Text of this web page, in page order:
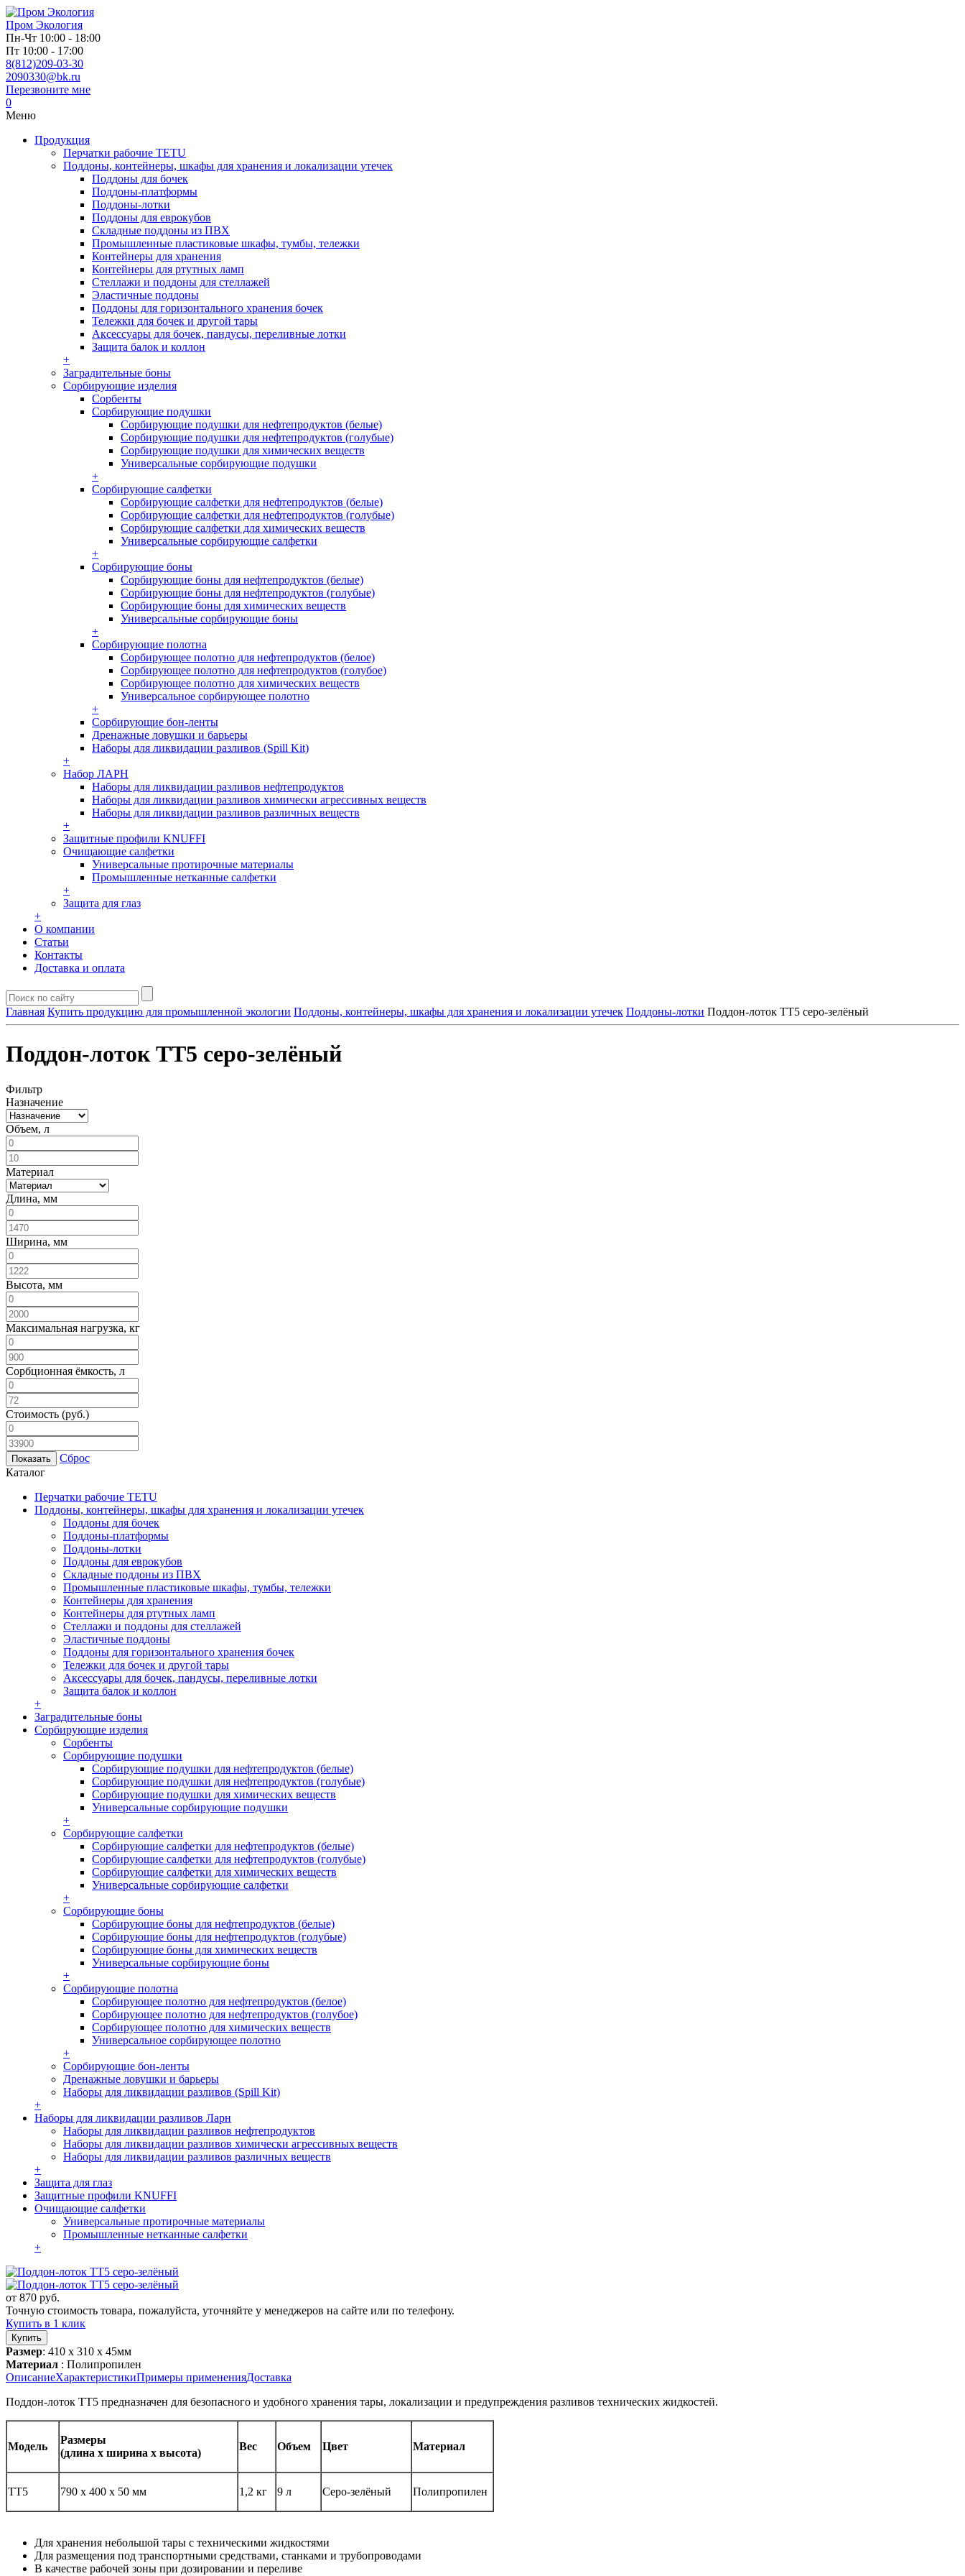
Пром Экология
Пн-Чт 10:00 - 18:00
Пт 10:00 - 17:00
8(812)209-03-30
2090330@bk.ru
Перезвоните мне
0
Меню
Продукция
Перчатки рабочие TETU
Поддоны, контейнеры, шкафы для хранения и локализации утечек
Поддоны для бочек
Поддоны-платформы
Поддоны-лотки
Поддоны для еврокубов
Складные поддоны из ПВХ
Промышленные пластиковые шкафы, тумбы, тележки
Контейнеры для хранения
Контейнеры для ртутных ламп
Стеллажи и поддоны для стеллажей
Эластичные поддоны
Поддоны для горизонтального хранения бочек
Тележки для бочек и другой тары
Аксессуары для бочек, пандусы, переливные лотки
Защита балок и коллон
+
Заградительные боны
Сорбирующие изделия
Сорбенты
Сорбирующие подушки
Сорбирующие подушки для нефтепродуктов (белые)
Сорбирующие подушки для нефтепродуктов (голубые)
Сорбирующие подушки для химических веществ
Универсальные сорбирующие подушки
+
Сорбирующие салфетки
Сорбирующие салфетки для нефтепродуктов (белые)
Сорбирующие салфетки для нефтепродуктов (голубые)
Сорбирующие салфетки для химических веществ
Универсальные сорбирующие салфетки
+
Сорбирующие боны
Сорбирующие боны для нефтепродуктов (белые)
Сорбирующие боны для нефтепродуктов (голубые)
Сорбирующие боны для химических веществ
Универсальные сорбирующие боны
+
Сорбирующие полотна
Сорбирующее полотно для нефтепродуктов (белое)
Сорбирующее полотно для нефтепродуктов (голубое)
Сорбирующее полотно для химических веществ
Универсальное сорбирующее полотно
+
Сорбирующие бон-ленты
Дренажные ловушки и барьеры
Наборы для ликвидации разливов (Spill Kit)
+
Набор ЛАРН
Наборы для ликвидации разливов нефтепродуктов
Наборы для ликвидации разливов химически агрессивных веществ
Наборы для ликвидации разливов различных веществ
+
Защитные профили KNUFFI
Очищающие салфетки
Универсальные протирочные материалы
Промышленные нетканные салфетки
+
Защита для глаз
+
О компании
Статьи
Контакты
Доставка и оплата
Главная Купить продукцию для промышленной экологии Поддоны, контейнеры, шкафы для хранения и локализации утечек Поддоны-лотки Поддон-лоток TT5 серо-зелёный
Поддон-лоток TT5 серо-зелёный
Фильтр
Назначение
Объем, л
Материал
Длина, мм
Ширина, мм
Высота, мм
Максимальная нагрузка, кг
Сорбционная ёмкость, л
Стоимость (руб.)
Сброс
Каталог
Перчатки рабочие TETU
Поддоны, контейнеры, шкафы для хранения и локализации утечек
Поддоны для бочек
Поддоны-платформы
Поддоны-лотки
Поддоны для еврокубов
Складные поддоны из ПВХ
Промышленные пластиковые шкафы, тумбы, тележки
Контейнеры для хранения
Контейнеры для ртутных ламп
Стеллажи и поддоны для стеллажей
Эластичные поддоны
Поддоны для горизонтального хранения бочек
Тележки для бочек и другой тары
Аксессуары для бочек, пандусы, переливные лотки
Защита балок и коллон
+
Заградительные боны
Сорбирующие изделия
Сорбенты
Сорбирующие подушки
Сорбирующие подушки для нефтепродуктов (белые)
Сорбирующие подушки для нефтепродуктов (голубые)
Сорбирующие подушки для химических веществ
Универсальные сорбирующие подушки
+
Сорбирующие салфетки
Сорбирующие салфетки для нефтепродуктов (белые)
Сорбирующие салфетки для нефтепродуктов (голубые)
Сорбирующие салфетки для химических веществ
Универсальные сорбирующие салфетки
+
Сорбирующие боны
Сорбирующие боны для нефтепродуктов (белые)
Сорбирующие боны для нефтепродуктов (голубые)
Сорбирующие боны для химических веществ
Универсальные сорбирующие боны
+
Сорбирующие полотна
Сорбирующее полотно для нефтепродуктов (белое)
Сорбирующее полотно для нефтепродуктов (голубое)
Сорбирующее полотно для химических веществ
Универсальное сорбирующее полотно
+
Сорбирующие бон-ленты
Дренажные ловушки и барьеры
Наборы для ликвидации разливов (Spill Kit)
+
Наборы для ликвидации разливов Ларн
Наборы для ликвидации разливов нефтепродуктов
Наборы для ликвидации разливов химически агрессивных веществ
Наборы для ликвидации разливов различных веществ
+
Защита для глаз
Защитные профили KNUFFI
Очищающие салфетки
Универсальные протирочные материалы
Промышленные нетканные салфетки
+
от 870 руб.
Точную стоимость товара, пожалуйста, уточняйте у менеджеров на сайте или по телефону.
Купить в 1 клик
Размер: 410 х 310 х 45мм
Материал : Полипропилен
ОписаниеХарактеристикиПримеры примененияДоставка
Поддон-лоток TT5 предназначен для безопасного и удобного хранения тары, локализации и предупреждения разливов технических жидкостей.
Модель
Размеры
(длина х ширина х высота)
Вес Объем Цвет Материал
TT5 790 x 400 х 50 мм 1,2 кг 9 л Серо-зелёный Полипропилен
Для хранения небольшой тары с техническими жидкостями
Для размещения под транспортными средствами, станками и трубопроводами
В качестве рабочей зоны при дозировании и переливе